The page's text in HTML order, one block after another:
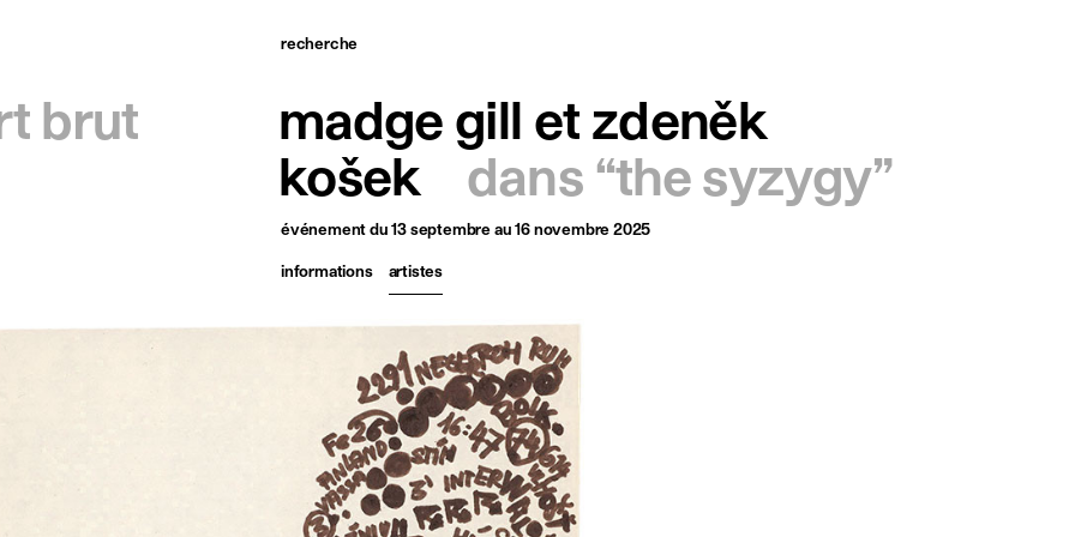
recherche
brut
madge gill et zdeněk
košek
dans “the syzygy”
événementdu 13 septembre au 16 novembre 2025
informations artistes